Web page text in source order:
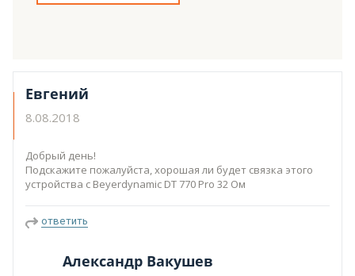
Евгений
8.08.2018
Добрый день!
Подскажите пожалуйста, хорошая ли будет связка этого
устройства с Beyerdynamic DT 770 Pro 32 Ом
ответить
Александр Вакушев